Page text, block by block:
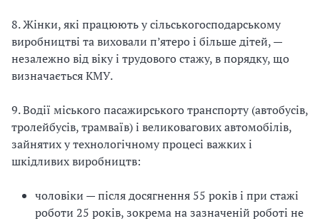
8. Жінки, які працюють у сільськогосподарському
виробництві та виховали п’ятеро і більше дітей, —
незалежно від віку і трудового стажу, в порядку, що
визначається КМУ.
9. Водії міського пасажирського транспорту (автобусів,
тролейбусів, трамваїв) і великовагових автомобілів,
зайнятих у технологічному процесі важких і
шкідливих виробництв:
чоловіки — після досягнення 55 років і при стажі
роботи 25 років, зокрема на зазначеній роботі не